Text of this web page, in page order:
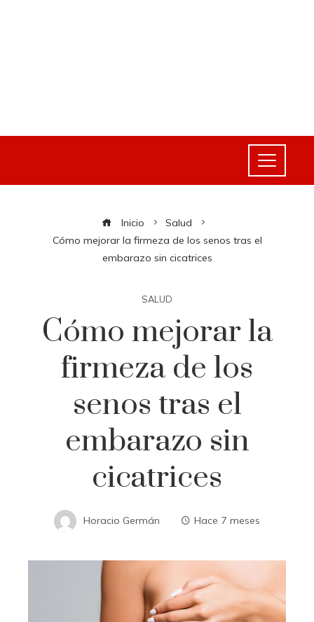
Inicio
Salud
Cómo mejorar la firmeza de los senos tras el
embarazo sin cicatrices
SALUD
Cómo mejorar la
firmeza de los
senos tras el
embarazo sin
cicatrices
Horacio Germán Hace 7 meses